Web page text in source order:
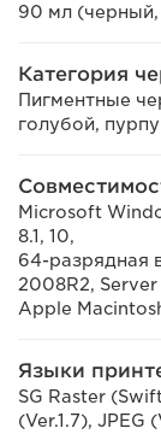
90 мл
Категория
Пигментные
голубой,
Microsoft
8.1, 10,
64-разрядная
2008R2,
Apple
Языки
SG Raster
(Ver.1.7), JPEG